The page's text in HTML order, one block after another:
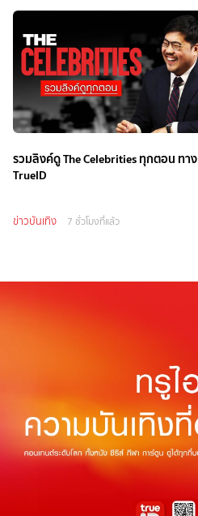
รวมลิงค์ดู The Celebrities ทุกตอน ทาง
TrueID
ข่าวบันเทิง 7 ชั่วโมงที่แล้ว